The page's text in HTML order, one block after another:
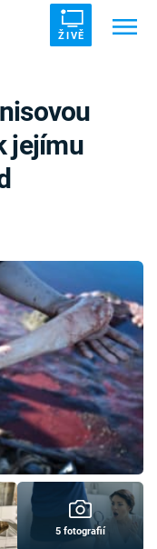
ŽIVĚ
jejímu
5 fotografií